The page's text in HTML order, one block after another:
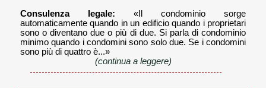
Consulenza legale: «Il condominio sorge
automaticamente quando in un edificio quando i proprietari
sono o diventano due o più di due. Si parla di condominio
minimo quando i condomini sono solo due. Se i condomini
sono più di quattro è...»
(continua a leggere)